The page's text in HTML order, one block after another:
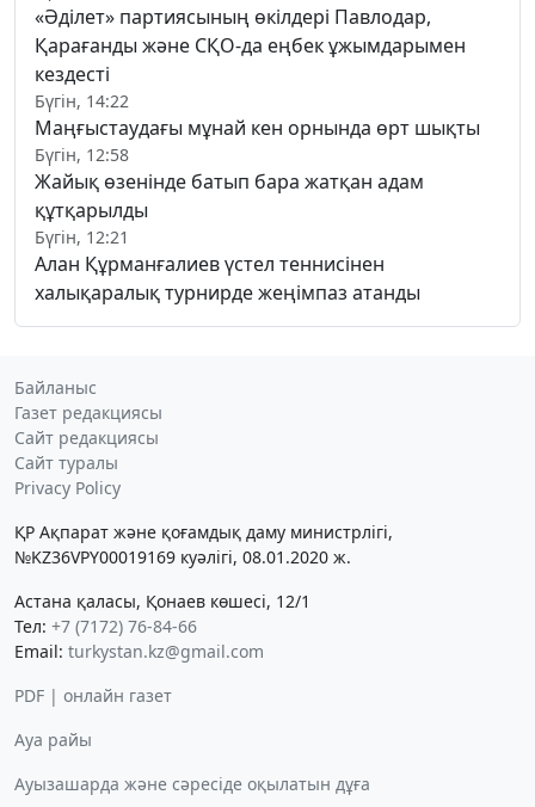
«Әділет» партиясының өкілдері Павлодар,
Қарағанды және СҚО-да еңбек ұжымдарымен
кездесті
Бүгін, 14:22
Маңғыстаудағы мұнай кен орнында өрт шықты
Бүгін, 12:58
Жайық өзенінде батып бара жатқан адам
құтқарылды
Бүгін, 12:21
Алан Құрманғалиев үстел теннисінен
халықаралық турнирде жеңімпаз атанды
Байланыс
Газет редакциясы
Сайт редакциясы
Сайт туралы
Privacy Policy
ҚР Ақпарат және қоғамдық даму министрлігі,
№KZ36VPY00019169 куәлігі, 08.01.2020 ж.
Астана қаласы, Қонаев көшесі, 12/1
Тел: +7 (7172) 76-84-66
Email: turkystan.kz@gmail.com
PDF | онлайн газет
Ауа райы
Ауызашарда және сәресіде оқылатын дұға